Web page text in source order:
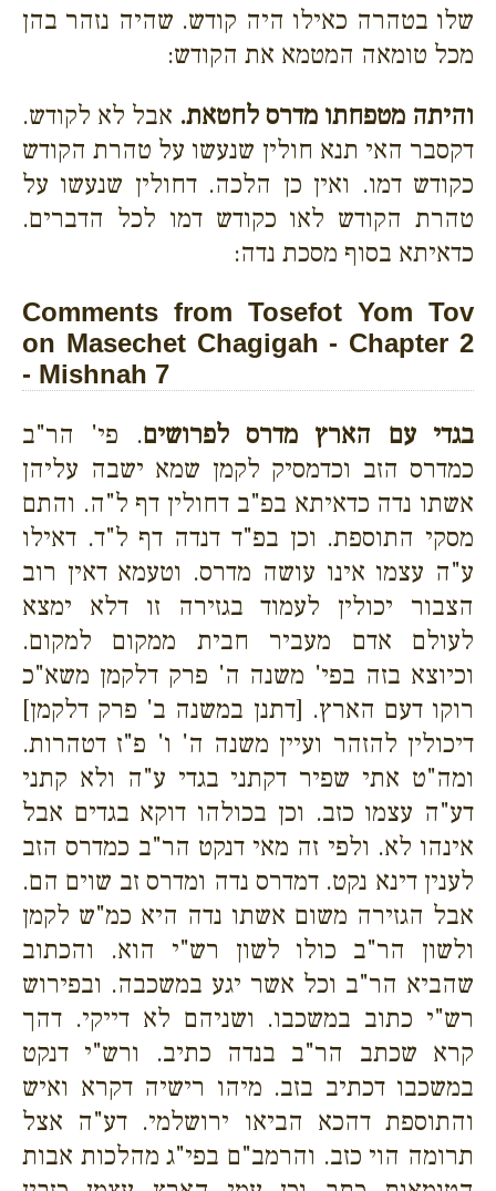
שלו בטהרה כאילו היה קודש. שהיה נזהר בהן
מכל טומאה המטמא את הקודש:
והיתה מטפחתו מדרס לחטאת. אבל לא לקודש.
דקסבר האי תנא חולין שנעשו על טהרת הקודש
כקודש דמו. ואין כן הלכה. דחולין שנעשו על
טהרת הקודש לאו כקודש דמו לכל הדברים.
כדאיתא בסוף מסכת נדה:
Comments from Tosefot Yom Tov
on Masechet Chagigah - Chapter 2
- Mishnah 7
בגדי עם הארץ מדרס לפרושים. פי' הר"ב
כמדרס הזב וכדמסיק לקמן שמא ישבה עליהן
אשתו נדה כדאיתא בפ"ב דחולין דף ל"ה. והתם
מסקי התוספת. וכן בפ"ד דנדה דף ל"ד. דאילו
ע"ה עצמו אינו עושה מדרס. וטעמא דאין רוב
הצבור יכולין לעמוד בגזירה זו דלא ימצא
לעולם אדם מעביר חבית ממקום למקום.
וכיוצא בזה בפי' משנה ה' פרק דלקמן משא"כ
רוקו דעם הארץ. [דתנן במשנה ב' פרק דלקמן]
דיכולין להזהר ועיין משנה ה' ו' פ"ז דטהרות.
ומה"ט אתי שפיר דקתני בגדי ע"ה ולא קתני
דע"ה עצמו כזב. וכן בכולהו דוקא בגדים אבל
אינהו לא. ולפי זה מאי דנקט הר"ב כמדרס הזב
לענין דינא נקט. דמדרס נדה ומדרס זב שוים הם.
אבל הגזירה משום אשתו נדה היא כמ"ש לקמן
ולשון הר"ב כולו לשון רש"י הוא. והכתוב
שהביא הר"ב וכל אשר יגע במשכבה. ובפירוש
רש"י כתוב במשכבו. ושניהם לא דייקי. דהך
קרא שכתב הר"ב בנדה כתיב. ורש"י דנקט
במשכבו דכתיב בזב. מיהו רישיה דקרא ואיש
והתוספת דהכא הביאו ירושלמי. דע"ה אצל
תרומה הוי כזב. והרמב"ם בפי"ג מהלכות אבות